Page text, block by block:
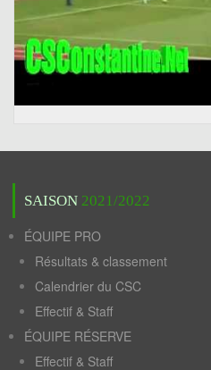
SAISON 2021/2022
ÉQUIPE PRO
Résultats & classement
Calendrier du CSC
Effectif & Staff
ÉQUIPE RÉSERVE
Effectif & Staff